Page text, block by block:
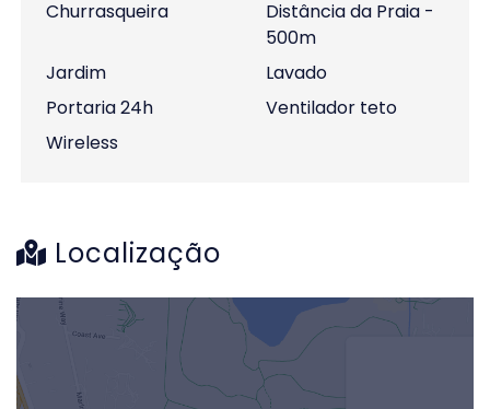
Churrasqueira
Distância da Praia -
500m
Jardim
Lavado
Portaria 24h
Ventilador teto
Wireless
Localização